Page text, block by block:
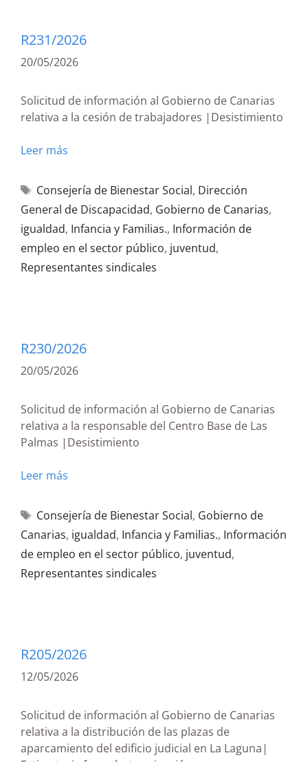
R231/2026
20/05/2026
Solicitud de información al Gobierno de Canarias
relativa a la cesión de trabajadores |Desistimiento
Leer más
Consejería de Bienestar Social, Dirección
General de Discapacidad, Gobierno de Canarias,
igualdad, Infancia y Familias., Información de
empleo en el sector público, juventud,
Representantes sindicales
R230/2026
20/05/2026
Solicitud de información al Gobierno de Canarias
relativa a la responsable del Centro Base de Las
Palmas |Desistimiento
Leer más
Consejería de Bienestar Social, Gobierno de
Canarias, igualdad, Infancia y Familias., Información
de empleo en el sector público, juventud,
Representantes sindicales
R205/2026
12/05/2026
Solicitud de información al Gobierno de Canarias
relativa a la distribución de las plazas de
aparcamiento del edificio judicial en La Laguna|